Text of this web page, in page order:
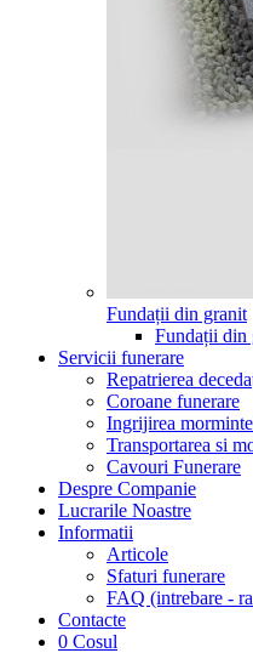
Fundații din granit
Fundații din
Servicii funerare
Repatrierea
Coroane funerare
Ingrijirea
Transportarea si
Cavouri Funerare
Despre Companie
Lucrarile Noastre
Informatii
Articole
Sfaturi funerare
FAQ (intrebare -
Contacte
0 Cosul